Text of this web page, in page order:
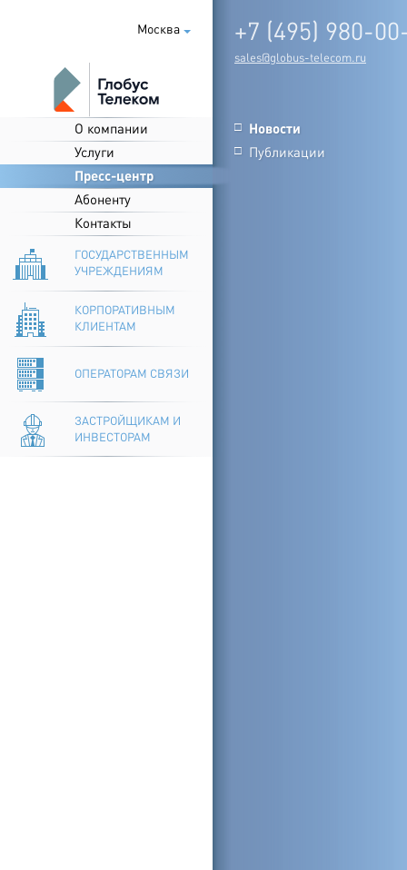
Москва
О компании
Услуги
Пресс-центр
Абоненту
Контакты
ГОСУДАРСТВЕННЫМ
УЧРЕЖДЕНИЯМ
КОРПОРАТИВНЫМ
КЛИЕНТАМ
ОПЕРАТОРАМ СВЯЗИ
ЗАСТРОЙЩИКАМ И
ИНВЕСТОРАМ
+7 (495) 980-
sales@globus-telecom.ru
□ Новости
□ Публикации